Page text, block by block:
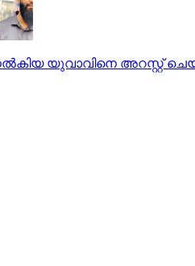
നല്‍കിയ യുവാവിനെ